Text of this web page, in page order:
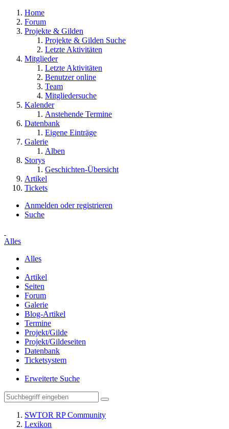
Home
Forum
Projekte & Gilden
Projekte & Gilden Suche
Letzte Aktivitäten
Mitglieder
Letzte Aktivitäten
Benutzer online
Team
Mitgliedersuche
Kalender
Anstehende Termine
Datenbank
Eigene Einträge
Galerie
Alben
Storys
Geschichten-Übersicht
Artikel
Tickets
Anmelden oder registrieren
Suche
Alles
Alles
Artikel
Seiten
Forum
Galerie
Blog-Artikel
Termine
Projekt/Gilde
Projekt/Gildeseiten
Datenbank
Ticketsystem
Erweiterte Suche
SWTOR RP Community
Lexikon